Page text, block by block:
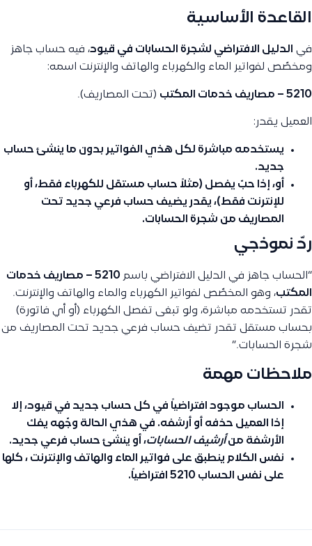
القاعدة الأساسية
في الدليل الافتراضي لشجرة الحسابات في قيود، فيه حساب جاهز
ومخصّص لفواتير الماء والكهرباء والهاتف والإنترنت اسمه:
5210 – مصاريف خدمات المكتب (تحت المصاريف).
العميل يقدر:
يستخدمه مباشرة لكل هذي الفواتير بدون ما ينشئ حساب
جديد.
أو، إذا حبّ يفصل (مثلاً حساب مستقل للكهرباء فقط، أو
للإنترنت فقط)، يقدر يضيف حساب فرعي جديد تحت
المصاريف من شجرة الحسابات.
ردّ نموذجي
“الحساب جاهز في الدليل الافتراضي باسم
5210 – مصاريف خدمات
المكتب، وهو المخصّص لفواتير الكهرباء والماء والهاتف والإنترنت.
تقدر تستخدمه مباشرة، ولو تبغى تفصل الكهرباء (أو أي فاتورة)
بحساب مستقل تقدر تضيف حساب فرعي جديد تحت المصاريف من
شجرة الحسابات.”
ملاحظات مهمة
الحساب موجود افتراضياً في كل حساب جديد في قيود، إلا
إذا العميل حذفه أو أرشفه. في هذي الحالة وجّهه يفك
الأرشفة منأرشيف الحسابات، أو ينشئ حساب فرعي جديد.
نفس الكلام ينطبق على فواتير الماء والهاتف والإنترنت ، كلها
على نفس الحساب 5210 افتراضياً.